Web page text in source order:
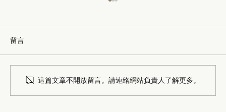
留言
這篇文章不開放留言。請連絡網站負責人了解更多。